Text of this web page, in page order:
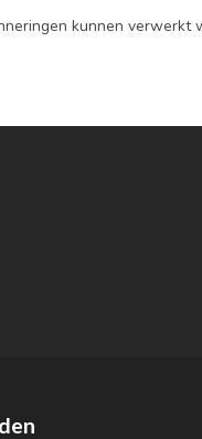
kunnen verwerkt